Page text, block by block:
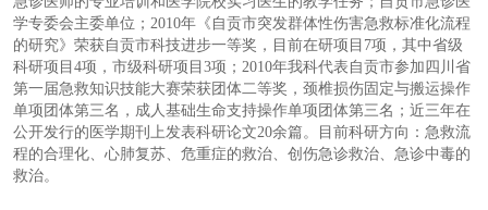
学专委会主委单位；2010年《自贡市突发群体性伤害急救标准化流程
的研究》荣获自贡市科技进步一等奖，目前在研项目7项，其中省级
科研项目4项，市级科研项目3项；2010年我科代表自贡市参加四川省
第一届急救知识技能大赛荣获团体二等奖，颈椎损伤固定与搬运操作
单项团体第三名，成人基础生命支持操作单项团体第三名；近三年在
公开发行的医学期刊上发表科研论文20余篇。目前科研方向：急救流
程的合理化、心肺复苏、危重症的救治、创伤急诊救治、急诊中毒的
救治。